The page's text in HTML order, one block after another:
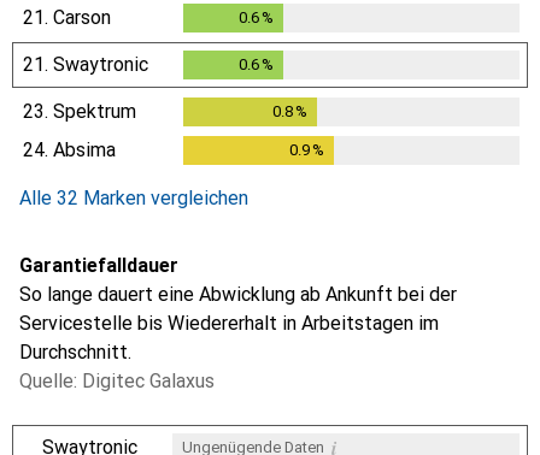
21. Carson 0.6 %
21. Swaytronic 0.6 %
23. Spektrum 0.8 %
24. Absima 0.9%
Alle 32 Marken vergleichen
Garantiefalldauer
So lange dauert eine Abwicklung ab Ankunft bei der
Servicestelle bis Wiedererhalt in Arbeitstagen im
Durchschnitt.
Quelle: Digitec Galaxus
Swaytronic Ungenügende Daten i